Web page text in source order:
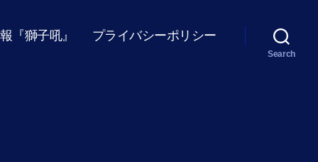
『獅子吼』 プライバシーポリシー
Search